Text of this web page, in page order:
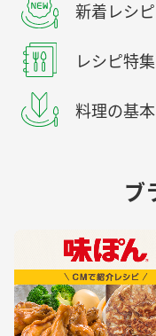
新着レシピ
レシピ特集
料理の基本
ブ